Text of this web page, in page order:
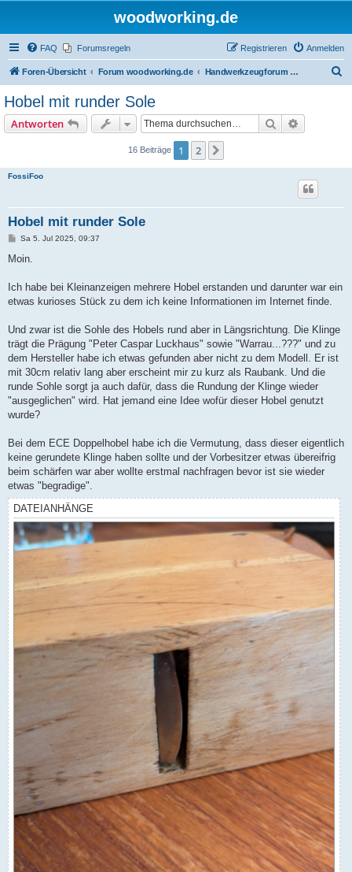
woodworking.de
FAQ Forumsregeln Anmelden
Registrieren
Foren-Übersicht Forum woodworking.de Handwerkzeugforum - das leise Forum
Hobel mit runder Sole
Antworten Suche
16 Beiträge 1 2
FossiFoo
Hobel mit runder Sole
B
i
a
Sa 5. Jul 2025, 09:37
Moin.
Ich habe bei Kleinanzeigen mehrere Hobel erstanden und darunter war ein
etwas kurioses Stück zu dem ich keine Informationen im Internet finde.
Und zwar ist die Sohle des Hobels rund aber in Längsrichtung. Die Klinge
trägt die Prägung "Peter Caspar Luckhaus" sowie "Warrau...???" und zu
dem Hersteller habe ich etwas gefunden aber nicht zu dem Modell. Er ist
mit 30cm relativ lang aber erscheint mir zu kurz als Raubank. Und die
runde Sohle sorgt ja auch dafür, dass die Rundung der Klinge wieder
"ausgeglichen" wird. Hat jemand eine Idee wofür dieser Hobel genutzt
wurde?
Bei dem ECE Doppelhobel habe ich die Vermutung, dass dieser eigentlich
keine gerundete Klinge haben sollte und der Vorbesitzer etwas übereifrig
beim schärfen war aber wollte erstmal nachfragen bevor ist sie wieder
etwas "begradige".
DATEIANHÄNGE